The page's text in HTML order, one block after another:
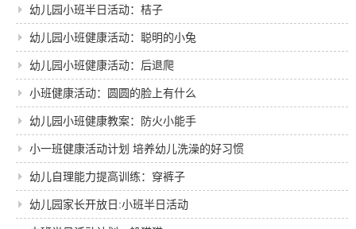
幼儿园小班半日活动：桔子
幼儿园小班健康活动：聪明的小兔
幼儿园小班健康活动：后退爬
小班健康活动：圆圆的脸上有什么
幼儿园小班健康教案：防火小能手
小一班健康活动计划 培养幼儿洗澡的好习惯
幼儿自理能力提高训练：穿裤子
幼儿园家长开放日:小班半日活动